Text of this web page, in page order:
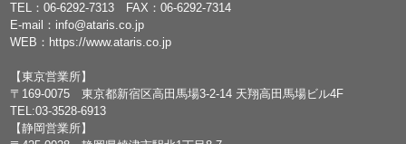
TEL：06-6292-7313 FAX：06-6292-7314
E-mail： info@ataris.co.jp
WEB： https://www.ataris.co.jp
【東京営業所】
〒169-0075 東京都新宿区高田馬場3-2-14 天翔高田馬場ビル4F
TEL:03-3528-6913
【静岡営業所】